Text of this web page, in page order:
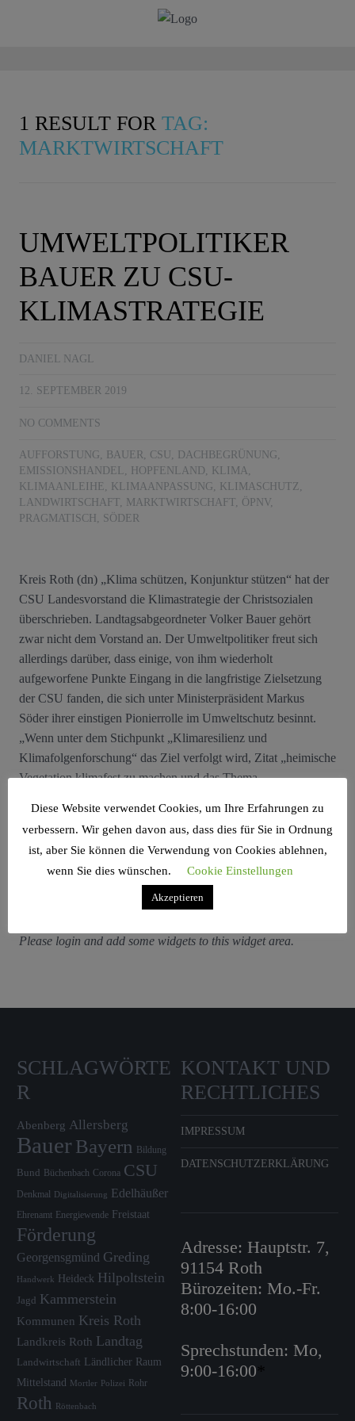
1 RESULT FOR TAG:
MARKTWIRTSCHAFT
UMWELTPOLITIKER
BAUER ZU CSU-
KLIMASTRATEGIE
DANIEL NAGL
12. SEPTEMBER 2019
NO COMMENTS
AUFFORSTUNG, BAUER, CSU, DACHBEGRÜNUNG,
EMISSIONSHANDEL, HOPFENLAND, KLIMA,
KLIMAANLEIHE, KLIMAANPASSUNG, KLIMASCHUTZ,
LANDWIRTSCHAFT, MARKTWIRTSCHAFT, ÖPNV,
PRAGMATISCH , SÖDER
Kreis Roth (dn) „Klima schützen, Konjunktur stützen“ hat der
CSU Landesvorstand die Klimastrategie der Christsozialen
überschrieben. Landtagsabgeordneter Volker Bauer gehört
zwar nicht dem Vorstand an. Der Umweltpolitiker freut sich
allerdings darüber, dass einige, von ihm wiederholt
aufgeworfene Punkte Eingang in die langfristige Zielsetzung
der CSU fanden, die sich unter Ministerpräsident Markus
Söder ihrer einstigen Pionierrolle im Umweltschutz besinnt.
„Wenn unter dem Stichpunkt „Klimaresilienz und
Klimafolgenforschung“ das Ziel verfolgt wird, Zitat „heimische
Vegetation klimafest zu machen und das Thema
Search Sidebar Widget Area
Please login and add some widgets to this widget area.
SCHLAGWÖRTE
R
Abenberg Allersberg
Bauer Bayern Bildung
Bund Büchenbach Corona CSU
Denkmal Digitalisierung Edelhäußer
Ehrenamt Energiewende Freistaat
Förderung
Georgensgmünd Greding
Handwerk Heideck Hilpoltstein
Jagd Kammerstein
Kommunen Kreis Roth
Landkreis Roth Landtag
Landwirtschaft Ländlicher Raum
Mittelstand Mortler Polizei Rohr
Roth Röttenbach
KONTAKT UND
RECHTLICHES
IMPRESSUM
DATENSCHUTZERKLÄRUNG
Adresse: Hauptstr. 7,
91154 Roth
Bürozeiten: Mo.-Fr.
8:00-16:00
Sprechstunden: Mo,
9:00-16:00*
Diese Website verwendet Cookies, um Ihre Erfahrungen zu
verbessern. Wir gehen davon aus, dass dies für Sie in Ordnung
ist, aber Sie können die Verwendung von Cookies ablehnen,
wenn Sie dies wünschen.
Cookie Einstellungen
Akzeptieren